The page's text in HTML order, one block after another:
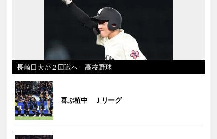
長崎日大が２回戦へ 高校野球
喜ぶ植中 Ｊリーグ